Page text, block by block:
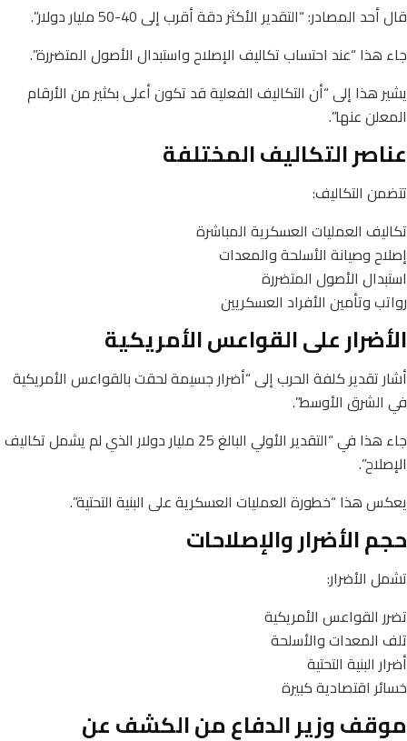
قال أحد المصادر: “التقدير الأكثر دقة أقرب إلى 40-50 مليار دولار”.
جاء هذا “عند احتساب تكاليف الإصلاح واستبدال الأصول المتضررة”.
يشير هذا إلى “أن التكاليف الفعلية قد تكون أعلى بكثير من الأرقام
المعلن عنها”.
عناصر التكاليف المختلفة
تتضمن التكاليف:
تكاليف العمليات العسكرية المباشرة
إصلاح وصيانة الأسلحة والمعدات
استبدال الأصول المتضررة
رواتب وتأمين الأفراد العسكريين
الأضرار على القواعس الأمريكية
أشار تقدير كلفة الحرب إلى “أضرار جسيمة لحقت بالقواعس الأمريكية
في الشرق الأوسط”.
جاء هذا في “التقدير الأولي البالغ 25 مليار دولار الذي لم يشمل تكاليف
الإصلاح”.
يعكس هذا “خطورة العمليات العسكرية على البنية التحتية”.
حجم الأضرار والإصلاحات
تشمل الأضرار:
تضرر القواعس الأمريكية
تلف المعدات والأسلحة
أضرار البنية التحتية
خسائر اقتصادية كبيرة
موقف وزير الدفاع من الكشف عن